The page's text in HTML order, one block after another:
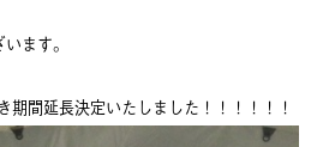
ます。
期間延長決定いたしました！！！！！！